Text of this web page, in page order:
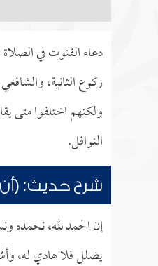
دعاء القنوت في
ركوع الثانية،
ولكنهم اختلفوا متى
النوافل.
شرح حديث: (أن
إن الحمد لله، نحمده
يضلل فلا هادي له،